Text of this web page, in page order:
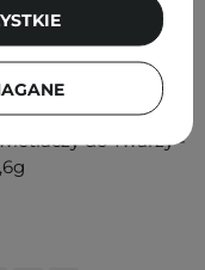
do Twarzy -